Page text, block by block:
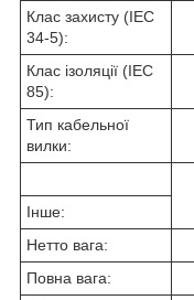
Клас захисту (IEC
34-5):
Клас ізоляції (IEC
85):
Тип кабельної
вилки:
Інше:
Нетто вага:
Повна вага: